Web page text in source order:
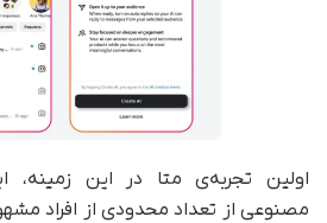
اولین تجربه‌ی متا در این
مصنوعی از تعداد محدودی از افراد